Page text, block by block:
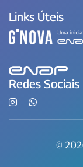
Links Úteis
Redes Sociais
©